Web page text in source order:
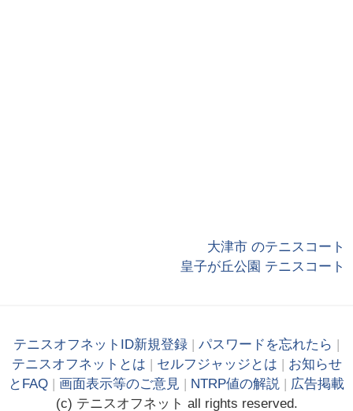
大津市 のテニスコート
皇子が丘公園 テニスコート
テニスオフネットID新規登録 | パスワードを忘れたら |
テニスオフネットとは | セルフジャッジとは | お知らせ
とFAQ | 画面表示等のご意見 | NTRP値の解説 | 広告掲載
(c) テニス オフネット all rights reserved.